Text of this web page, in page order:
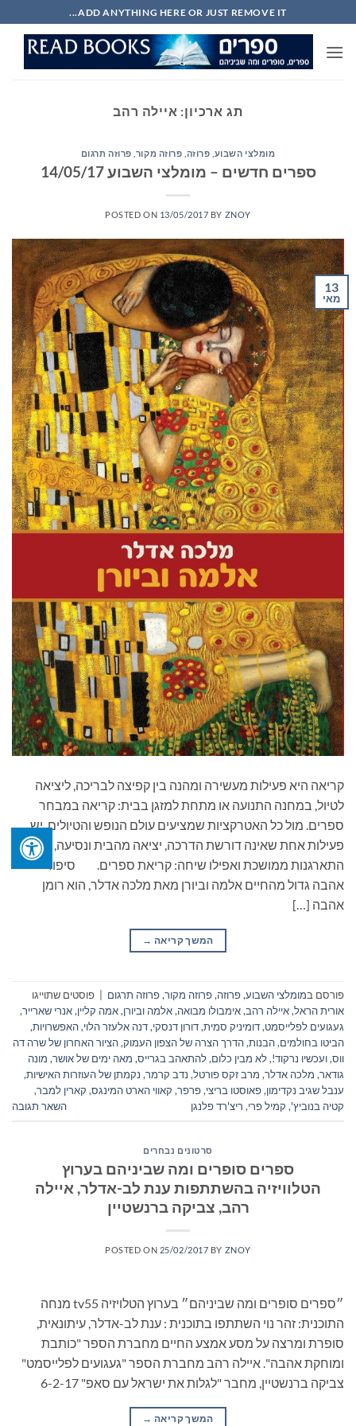
to
content
ADD ANYTHING HERE OR JUST REMOVE IT...
תג ארכיון: איילה רהב
מומלצי השבוע פרוזה פרוזה מקור פרוזה תרגום
ספרים חדשים – מומלצי השבוע 14/05/17
POSTED ON 13/05/2017 BY ZNOY
13
מאי
קריאה היא פעילות מעשירה ומהנה בין קפיצה לבריכה, ליציאה
לטיול, במחנה התנועה או מתחת למזגן בבית: קריאה במבחר
ספרים. מול כל האטרקציות שמציעים עולם הנופש והטיולים, יש
פעילות אחת שאינה דורשת הדרכה, יציאה מהבית ונסיעה,
התארגנות ממושכת ואפילו שיחה: קריאת ספרים. סיפור
אהבה גדול מהחיים אלמה וביורן מאת מלכה אדלר, הוא רומן
אהבה […]
המשך קריאה →
פורסם במומלצי השבוע,פרוזה,פרוזה מקור,פרוזה תרגום
פוסטים שתוייגו
אורית הראל,איילה רהב,אימבולו מבואה,אלמה וביורן,אמה קליין,אנרי שארייר,
געגועים לפלייסמט,דומיניק סמית,דורון דנסקי,דנה אלעזר הלוי,האפשרויות,
הביטו בחולמים,הבנות,הדרך הצרה של הצפון העמוק,הציור האחרון של שרה דה
ווס,ועכשיו נרקוד!,לא מבין כלום,להתאהב בגרייס, מאה ימים של אושר, מונה
גודאר, מלכה אדלר, מרב זקס פורטל, נדב קרמר, נקמתן של העוזרות האישיות,
ענבל שגיב נקדימון,פאוסטו בריצי,פרפר, קאווי הארט המינגס, קארין למבר,
קטיה בנוביץ', קמיל פרי, ריצ'רד פלנגן השאר תגובה
סרטונים נבחרים
ספרים סופרים ומה שביניהם בערוץ
הטלוויזיה בהשתתפות ענת לב-אדלר, איילה
רהב, צביקה ברנשטיין
POSTED ON 25/02/2017 BY ZNOY
״ספרים סופרים ומה שביניהם״ בערוץ הטלויזיה tv55 מנחה
התוכנית: זהר נוי השתתפו בתוכנית : ענת לב-אדלר, עיתונאית,
סופרת ומרצה על מסע אמצע החיים מחברת הספר "כותבת
ומוחקת אהבה". איילה רהב מחברת הספר "געגועים לפלייסמט"
צביקה ברנשטיין, מחבר "לגלות את ישראל עם סאפ" 6-2-17
המשך קריאה →